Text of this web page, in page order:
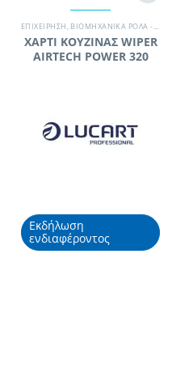
EΠΙΧΕΊΡΗΣΗ, ΒΙΟΜΗΧΑΝΙΚΆ ΡΟΛΆ - WIPERS
ΧΑΡΤΙ ΚΟΥΖΙΝΑΣ WIPER
AIRTECH POWER 320
Εκδήλωση
ενδιαφέροντος